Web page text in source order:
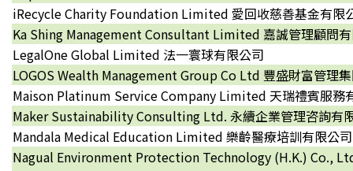
iRecycle Charity Foundation Limited 愛回收慈善基金有限
Ka Shing Management Consultant Limited 嘉誠管理顧問
LegalOne Global Limited 法一寰球有限公司
LOGOS Wealth Management Group Co Ltd 豐盛財富管理
Maison Platinum Service Company Limited 天瑞禮賓服務
Maker Sustainability Consulting Ltd. 永續企業管理咨詢有
Mandala Medical Education Limited 樂齡醫療培訓有限公司
Nagual Environment Protection Technology (H.K.) Co.,